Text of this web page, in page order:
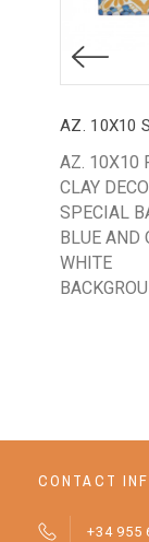
AZ. 10X10
AZ. 10X10
CLAY
SPECIAL
BLUE AND
WHITE
CONTACT
+34 955